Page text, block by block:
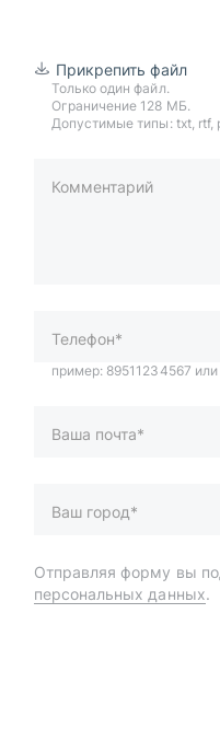
Прикрепить файл
Только один файл.
Ограничение 128 МБ.
Допустимые типы: txt, rtf,
Комментарий
пример: 89511234567 или
Доставка и оплата